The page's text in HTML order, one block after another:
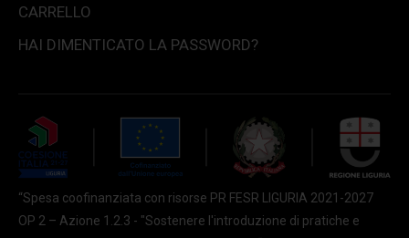
CARRELLO
HAI DIMENTICATO LA PASSWORD?
“Spesa coofinanziata con risorse PR FESR LIGURIA 2021-2027
OP 2 – Azione 1.2.3 - "Sostenere l'introduzione di pratiche e